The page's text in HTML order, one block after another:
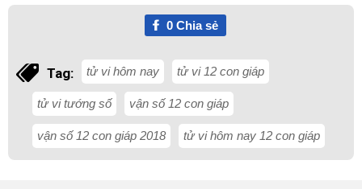
0Chia sẻ
Tag: tử vi hôm nay tử vi 12 con giáp
tử vi tướng số vận số 12 con giáp
vận số 12 con giáp 2018 tử vi hôm nay 12 con giáp